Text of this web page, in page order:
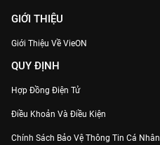
GIỚI THIỆU
Giới Thiệu Về VieON
QUY ĐỊNH
Hợp Đồng Điện Tử
Điều Khoản Và Điều Kiện
Chính Sách Bảo Vệ Thông Tin Cá Nhân